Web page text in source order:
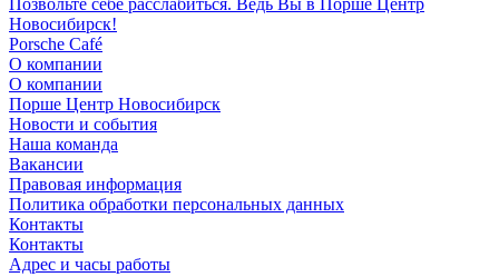
Позвольте себе расслабиться. Ведь Вы в Порше Центр
Новосибирск!
Porsche Café
О компании
О компании
Порше Центр Новосибирск
Новости и события
Наша команда
Вакансии
Правовая информация
Политика обработки персональных данных
Контакты
Контакты
Адрес и часы работы